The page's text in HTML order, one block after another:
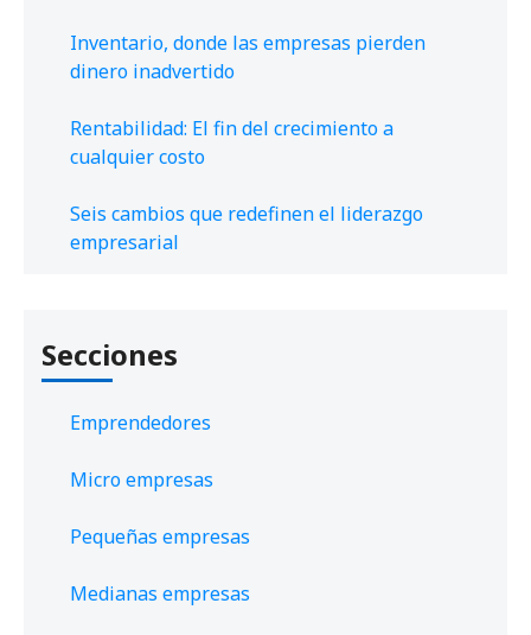
Inventario, donde las empresas pierden
dinero inadvertido
Rentabilidad: El fin del crecimiento a
cualquier costo
Seis cambios que redefinen el liderazgo
empresarial
Secciones
Emprendedores
Micro empresas
Pequeñas empresas
Medianas empresas